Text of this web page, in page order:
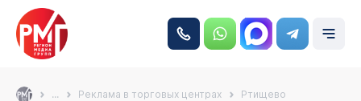
... Реклама в торговых центрах Ртищево